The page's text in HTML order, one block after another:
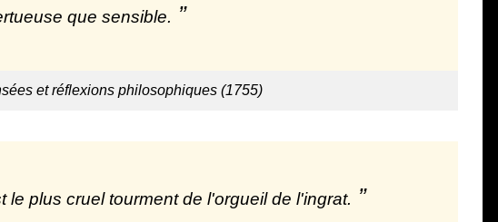
que sensible.
et réflexions philosophiques (1755)
plus cruel tourment de l'orgueil de l'ingrat.